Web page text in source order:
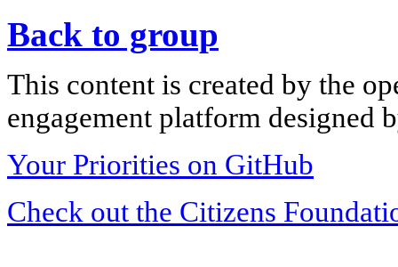
Back to group
This content is created by the
engagement platform designed
Your Priorities on GitHub
Check out the Citizens